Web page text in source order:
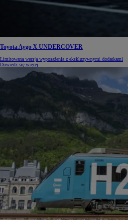
Toyota Aygo X UNDERCOVER
Limitowana wersja wyposażenia z ekskluzywnymi dodatkami
Dowiedz się więcej